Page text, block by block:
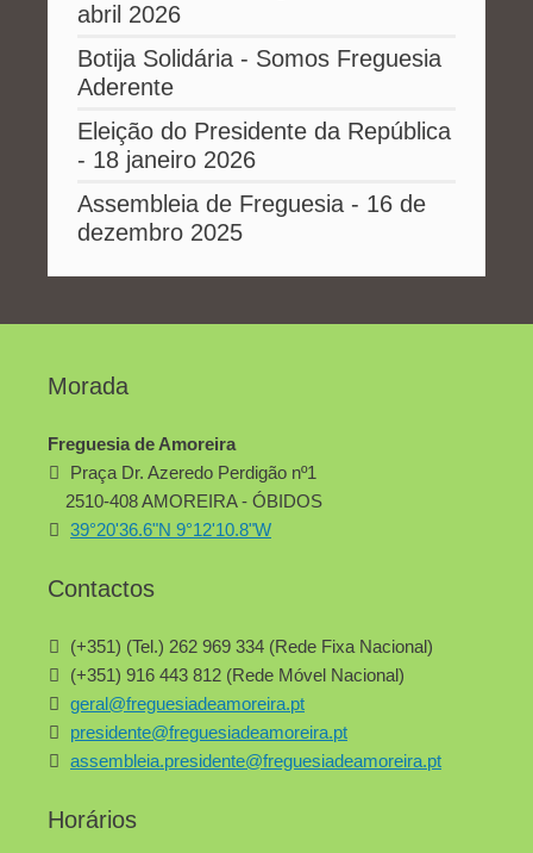
abril 2026
Botija Solidária - Somos Freguesia
Aderente
Eleição do Presidente da República
- 18 janeiro 2026
Assembleia de Freguesia - 16 de
dezembro 2025
Morada
Freguesia de Amoreira
Praça Dr. Azeredo Perdigão nº1
2510-408 AMOREIRA - ÓBIDOS
39°20'36.6"N 9°12'10.8"W
Contactos
(+351) (Tel.) 262 969 334 (Rede Fixa Nacional)
(+351) 916 443 812 (Rede Móvel Nacional)
geral@freguesiadeamoreira.pt
presidente@freguesiadeamoreira.pt
assembleia.presidente@freguesiadeamoreira.pt
Horários